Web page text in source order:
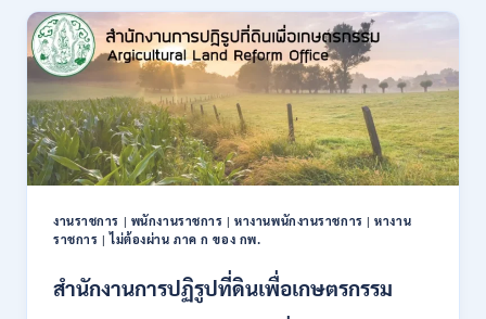
สอบ
เป็น
ข้าราชการ
56
อัตรา
หลาย
ตำแหน่ง
/
ปวช.
ป.ตรี
หลาย
/
งานราชการ | พนักงานราชการ |หางานพนักงานราชการ |หางาน
ราชการ |ไม่ต้องผ่าน ภาค ก ของ กพ.
สำนักงานการปฏิรูปที่ดินเพื่อเกษตรกรรม